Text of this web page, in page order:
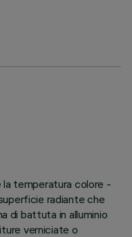
la temperatura colore -
radiante che
di battuta in alluminio
verniciate o